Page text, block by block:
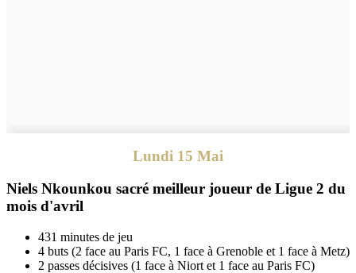
Lundi 15 Mai
Niels Nkounkou sacré meilleur joueur de Ligue 2 du
mois d'avril
431 minutes de jeu
4 buts (2 face au Paris FC, 1 face à Grenoble et 1 face à Metz)
2 passes décisives (1 face à Niort et 1 face au Paris FC)